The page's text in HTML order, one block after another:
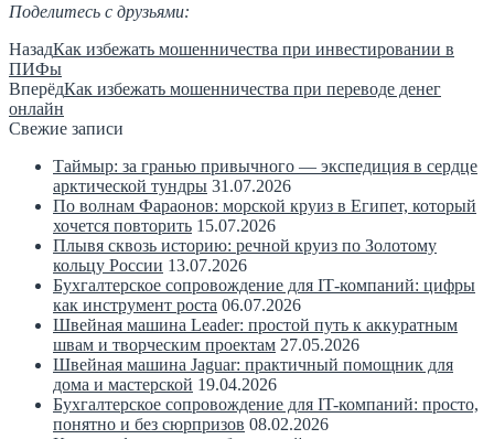
Поделитесь с друзьями:
НазадКак избежать мошенничества при инвестировании в
ПИФы
ВперёдКак избежать мошенничества при переводе денег
онлайн
Свежие записи
Таймыр: за гранью привычного — экспедиция в сердце
арктической тундры 31.07.2026
По волнам Фараонов: морской круиз в Египет, который
хочется повторить 15.07.2026
Плывя сквозь историю: речной круиз по Золотому
кольцу России 13.07.2026
Бухгалтерское сопровождение для IT‑компаний: цифры
как инструмент роста 06.07.2026
Швейная машина Leader: простой путь к аккуратным
швам и творческим проектам 27.05.2026
Швейная машина Jaguar: практичный помощник для
дома и мастерской 19.04.2026
Бухгалтерское сопровождение для IT-компаний: просто,
понятно и без сюрпризов 08.02.2026